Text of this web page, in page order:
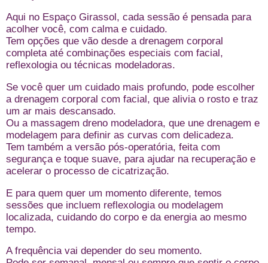
Aqui no Espaço Girassol, cada sessão é pensada para
acolher você, com calma e cuidado.
Tem opções que vão desde a drenagem corporal
completa até combinações especiais com facial,
reflexologia ou técnicas modeladoras.
Se você quer um cuidado mais profundo, pode escolher
a drenagem corporal com facial, que alivia o rosto e traz
um ar mais descansado.
Ou a massagem dreno modeladora, que une drenagem e
modelagem para definir as curvas com delicadeza.
Tem também a versão pós-operatória, feita com
segurança e toque suave, para ajudar na recuperação e
acelerar o processo de cicatrização.
E para quem quer um momento diferente, temos
sessões que incluem reflexologia ou modelagem
localizada, cuidando do corpo e da energia ao mesmo
tempo.
A frequência vai depender do seu momento.